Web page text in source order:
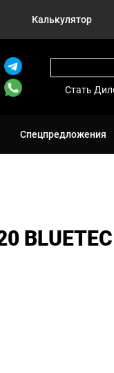
Калькулятор
Стать
Спецпредложения